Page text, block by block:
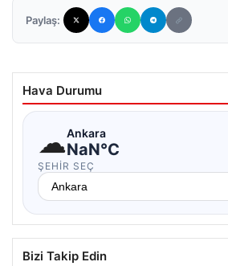
Paylaş:
Hava Durumu
☁Ankara
NaN°C
ŞEHIR SEÇ
Bizi Takip Edin